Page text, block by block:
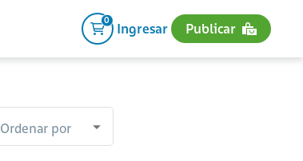
0
Ingresar Publicar
Ordenar por